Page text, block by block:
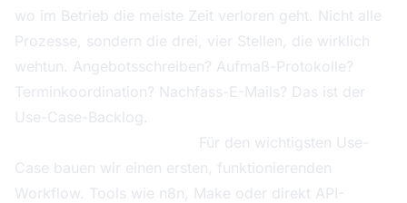
wo im Betrieb die meiste Zeit verloren geht. Nicht alle
Prozesse, sondern die drei, vier Stellen, die wirklich
wehtun. Angebotsschreiben? Aufmaß-Protokolle?
Terminkoordination? Nachfass-E-Mails? Das ist der
Use-Case-Backlog.
Für den wichtigsten Use-
Case bauen wir einen ersten, funktionierenden
Workflow. Tools wie n8n, Make oder direkt API-